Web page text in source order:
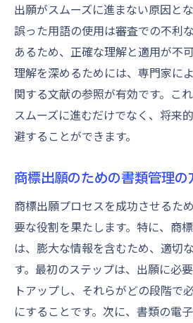
出願がスムーズに進まない原因と
誤った用語の使用は審査での不利
あるため、正確な理解と適用が不
理解を深めるためには、専門家に
関する文献の参照が有効です。こ
スムーズに進むだけでなく、将来
避することができます。
商標出願のための書類管理の
商標出願プロセスを成功させるた
要な役割を果たします。特に、商
は、膨大な情報を含むため、適切
す。最初のステップは、出願に必
トアップし、それらがどの段階で
にすることです。次に、書類の電